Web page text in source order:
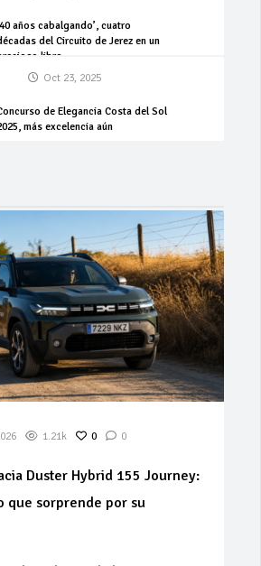
años cabalgando’, cuatro
del Circuito de Jerez en un
libro
Oct 23, 2025
de Elegancia Costa del Sol
más excelencia aún
1.21k 0 0
Duster Hybrid 155 Journey:
que sorprende por su